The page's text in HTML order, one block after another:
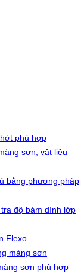
phù hợp
sơn, vật liệu
bằng phương pháp
độ bám dính lớp
Flexo
màng sơn
sơn phù hợp